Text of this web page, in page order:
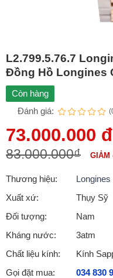
L2.799.5.76.7
Đồng Hồ Longines
Còn hàng
Đánh giá:
73.000.000 đ
83.000.000₫ GIẢM
Thương hiệu:
Longines
Xuất xứ:
Thụy Sỹ
Đối tượng:
Nam
Kháng nước:
3atm
Chất liệu kính:
Kính
Gọi đặt mua:
034 830